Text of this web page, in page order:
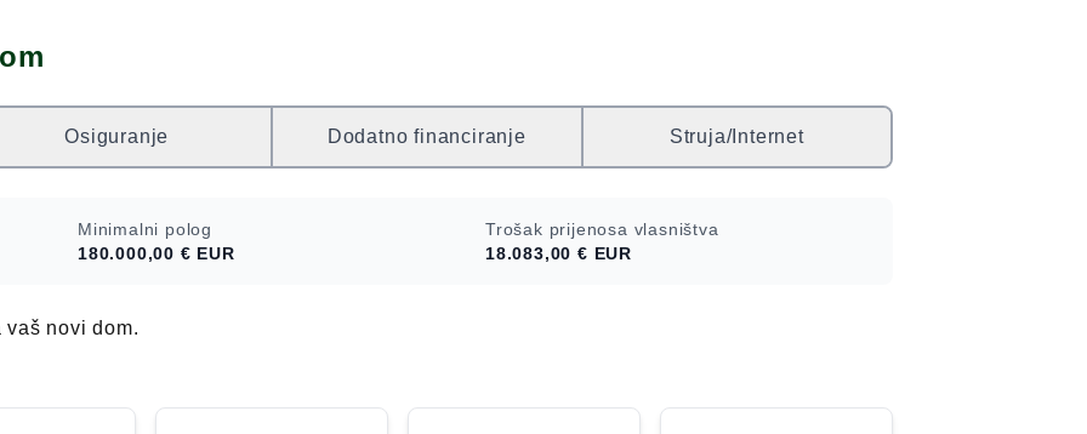
Osiguranje Dodatno financiranje Struja/Internet
Minimalni polog
180.000,00 € EUR
Trošak prijenosa vlasništva
18.083,00 € EUR
novi dom.